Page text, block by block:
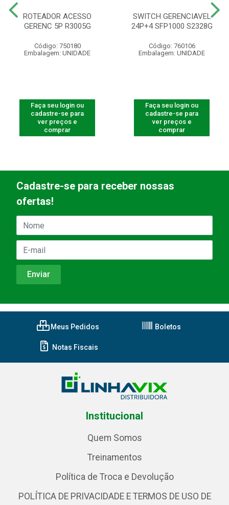
ROTEADOR ACESSO
GERENC 5P R3005G
Código: 750180
Embalagem: UNIDADE
Faça seu login ou
cadastre-se para
ver preços e
comprar
SWITCH GERENCIAVEL
24P+4 SFP1000 S2328G
Código: 760106
Embalagem: UNIDADE
Faça seu login ou
cadastre-se para
ver preços e
comprar
Cadastre-se para receber nossas
ofertas!
Meus Pedidos Boletos
Notas Fiscais
Institucional
Quem Somos
Treinamentos
Política de Troca e Devolução
POLÍTICA DE PRIVACIDADE E TERMOS DE USO DE